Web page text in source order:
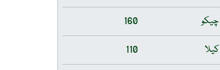
چیکو
160
کیلا
110